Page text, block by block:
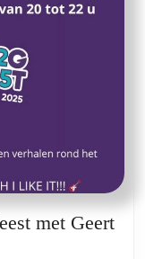
met Geert